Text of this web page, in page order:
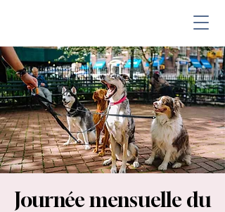
Journée mensuelle du